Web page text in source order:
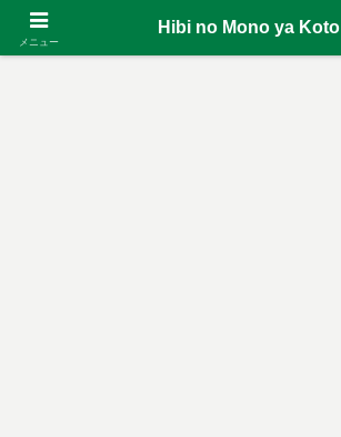
メニュー
Hibi no Mono ya Koto